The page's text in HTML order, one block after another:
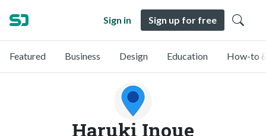
Sign in Sign up for free
Featured Business Design Education How-to
Haruki Inoue